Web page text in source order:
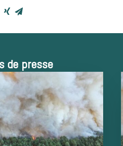
la
de presse